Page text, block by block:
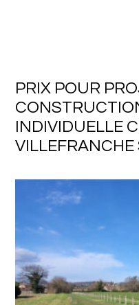
PRIX POUR
INDIVIDUELLE